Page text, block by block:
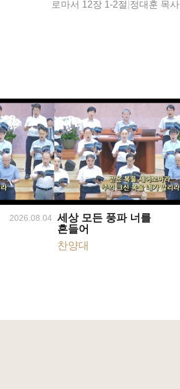
로마서 12장 1-2절 정대훈 목사
2026.08.04
세상 모든 풍파 너를
흔들어
찬양대